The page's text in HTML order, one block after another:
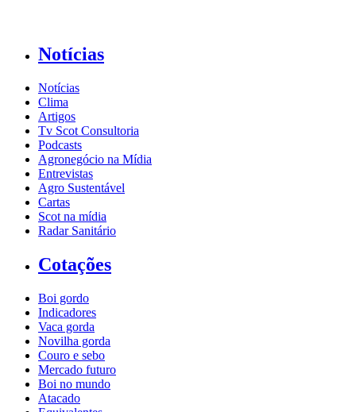
Notícias
Notícias
Clima
Artigos
Tv Scot Consultoria
Podcasts
Agronegócio na Mídia
Entrevistas
Agro Sustentável
Cartas
Scot na mídia
Radar Sanitário
Cotações
Boi gordo
Indicadores
Vaca gorda
Novilha gorda
Couro e sebo
Mercado futuro
Boi no mundo
Atacado